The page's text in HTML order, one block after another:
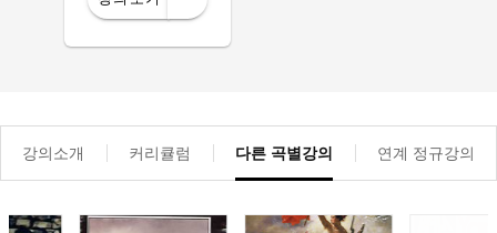
강의소개 커리큘럼 다른 곡별강의 연계 정규강의